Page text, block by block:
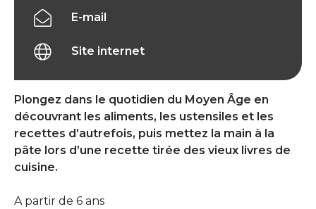
Plongez dans le quotidien du Moyen Âge en
découvrant les aliments, les ustensiles et les
recettes d’autrefois, puis mettez la main à la
pâte lors d’une recette tirée des vieux livres de
cuisine.
A partir de 6 ans
E-mail
Site internet